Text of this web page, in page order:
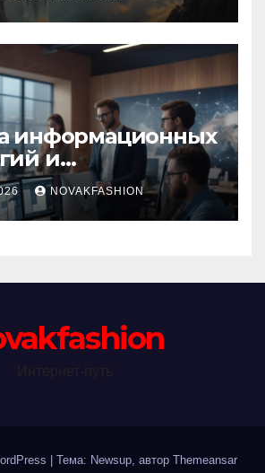
информационных
и
решения
NOVAKFASHION
Тема: Newsup, автор Themeansar